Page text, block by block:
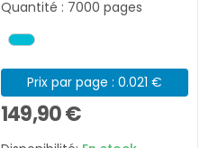
Quantité : 7000 pages
Prix par page : 0.021 €
149,90 €